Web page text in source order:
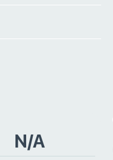
N/A